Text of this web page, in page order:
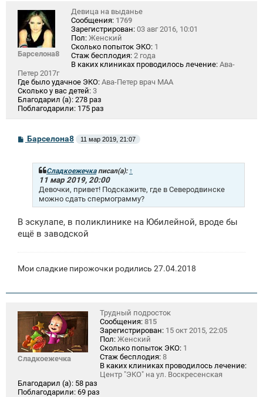
Барселона8
Девица на выданье
Сообщения: 1769
Зарегистрирован: 03 авг 2016, 10:01
Пол: Женский
Сколько попыток ЭКО: 1
Стаж бесплодия: 2 года
В каких клиниках проводилось лечение: Ава-
Петер 2017г
Где было удачное ЭКО: Ава-Петер врач МАА
Сколько у вас детей: 3
Благодарил (а): 278 раз
Поблагодарили: 175 раз
С
о
Барселона8 11 мар 2019, 21:07
Сладкоежечкаписал(а): ↑
11 мар 2019, 20:00
Девочки, привет! Подскажите, где в Северодвинске
можно сдать спермограмму?
В эскулапе, в поликлинике на Юбилейной, вроде бы
ещё в заводской
Мои сладкие пирожочки родились 27.04.2018
Сладкоежечка
Трудный подросток
Сообщения: 815
Зарегистрирован: 15 окт 2015, 22:05
Пол: Женский
Сколько попыток ЭКО: 1
Стаж бесплодия: 8
В каких клиниках проводилось лечение:
Центр "ЭКО" на ул. Воскресенская
Благодарил (а): 58 раз
Поблагодарили: 69 раз